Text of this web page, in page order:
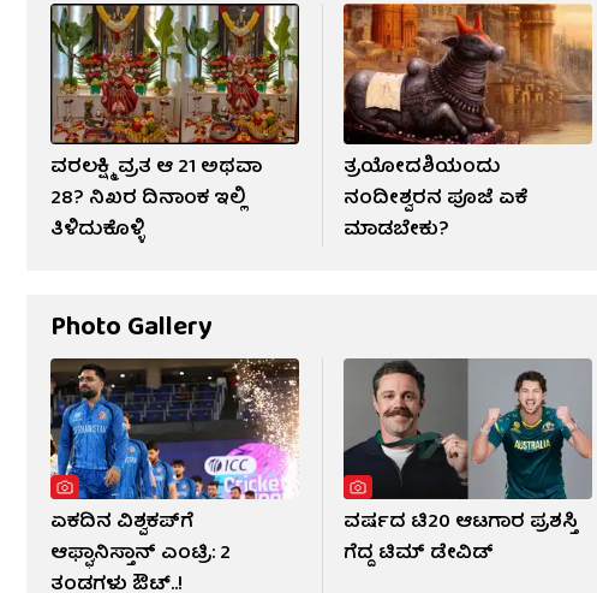
ವರಲಕ್ಷ್ಮಿ ವ್ರತ ಆ 21 ಅಥವಾ
28? ನಿಖರ ದಿನಾಂಕ ಇಲ್ಲಿ
ತಿಳಿದುಕೊಳ್ಳಿ
ತ್ರಯೋದಶಿಯಂದು
ನಂದೀಶ್ವರನ ಪೂಜೆ ಏಕೆ
ಮಾಡಬೇಕು?
Photo Gallery
ಏಕದಿನ ವಿಶ್ವಕಪ್‌ಗೆ
ಆಫ್ಘಾನಿಸ್ತಾನ್ ಎಂಟ್ರಿ: 2
ತಂಡಗಳು ಔಟ್..!
ವರ್ಷದ ಟಿ20 ಆಟಗಾರ ಪ್ರಶಸ್ತಿ
ಗೆದ್ದ ಟಿಮ್ ಡೇವಿಡ್